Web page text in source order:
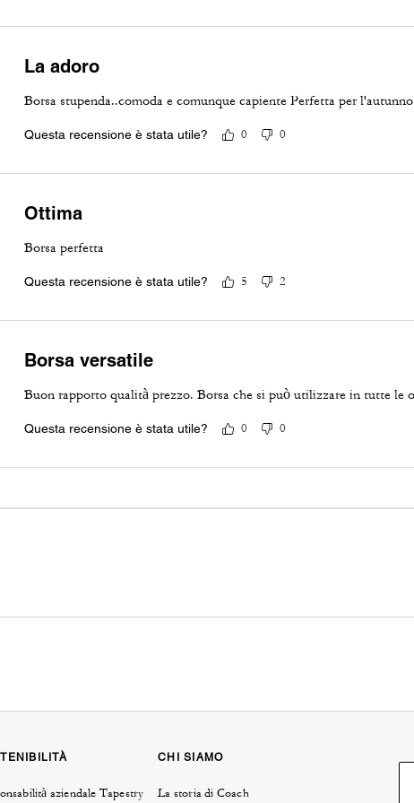
La adoro
Borsa stupenda..comoda e comunque capiente Perfetta per l'autunno
Questa recensione è stata utile? 0 0
Ottima
Borsa perfetta
Questa recensione è stata utile? 5 2
Borsa versatile
Buon rapporto qualità prezzo. Borsa che si può utilizzare in tutte le
Questa recensione è stata utile? 0 0
aziendale Tapestry
CHI SIAMO
La storia di Coach